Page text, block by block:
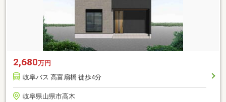
2,680万円
岐阜バス 高富扇橋 徒歩4分
岐阜県山県市高木